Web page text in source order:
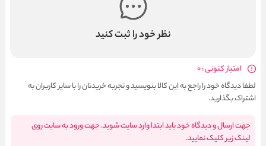
نظر خود را ثبت کنید
امتیاز کنونی : 0
لطفا دیدگاه خود را راجع به این کالا بنویسید و تجربه خریدتان را با سایر کاربران به
اشتراک بگذارید.
جهت ارسال و دیدگاه خود باید ابتدا وارد سایت شوید. جهت ورود به سایت روی
لینک زیر کلیک نمایید.